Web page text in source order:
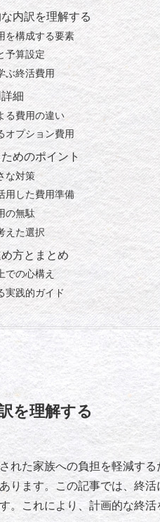
内訳を理解する
を構成する要素
予算設定
ぶ終活費用
細
る費用の違い
オプション費用
めのポイント
な対策
用した費用準備
の無駄
えた選択
方とまとめ
での心構え
実践的ガイド
を理解する
れた家族への負担を軽減す
ります。この記事では、終
。これにより、計画的な終